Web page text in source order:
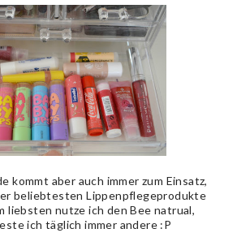
kommt aber auch immer zum Einsatz,
beliebtesten Lippenpflegeprodukte
liebsten nutze ich den Bee natrual,
ich täglich immer andere :P